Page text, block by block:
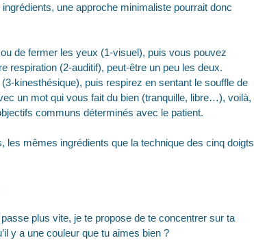
une approche minimaliste pourrait donc
de fermer les yeux (1-visuel), puis vous pouvez
respiration (2-auditif), peut-être un peu les deux.
kinesthésique), puis respirez en sentant le souffle de
un mot qui vous fait du bien (tranquille, libre…), voilà,
communs déterminés avec le patient.
les mêmes ingrédients que la technique des cinq doigts
plus vite, je te propose de te concentrer sur ta
y a une couleur que tu aimes bien ?